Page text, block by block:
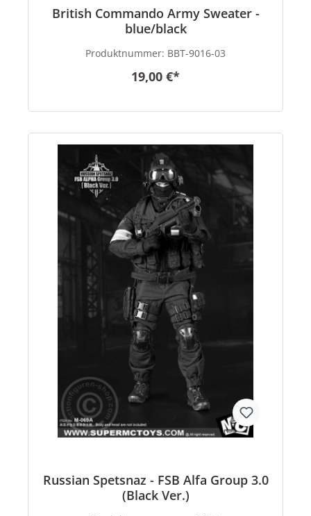
British Commando Army Sweater -
blue/black
Produktnummer: BBT-9016-03
19,00 €*
Russian Spetsnaz - FSB Alfa Group 3.0
(Black Ver.)